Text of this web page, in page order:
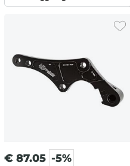
€ 87.05 -5%